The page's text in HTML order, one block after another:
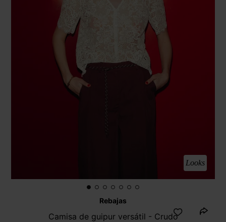
Looks
Rebajas
Camisa de guipur versátil - Crudo